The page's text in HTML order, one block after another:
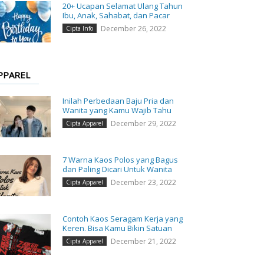
20+ Ucapan Selamat Ulang Tahun
Ibu, Anak, Sahabat, dan Pacar
Cipta Info December 26, 2022
Inilah Perbedaan Baju Pria dan
Wanita yang Kamu Wajib Tahu
Cipta Apparel December 29, 2022
7 Warna Kaos Polos yang Bagus
dan Paling Dicari Untuk Wanita
Cipta Apparel December 23, 2022
Contoh Kaos Seragam Kerja yang
Keren. Bisa Kamu Bikin Satuan
Cipta Apparel December 21, 2022